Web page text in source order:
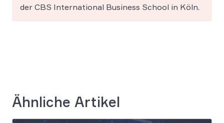
der CBS International Business School in Köln.
Ähnliche Artikel